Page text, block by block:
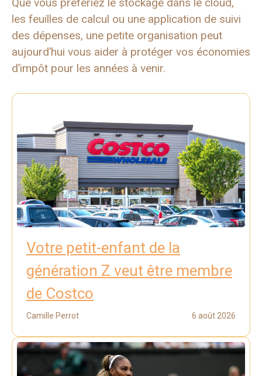
les feuilles de calcul ou une application de suivi
des dépenses, une petite organisation peut
aujourd’hui vous aider à protéger vos économies
d’impôt pour les années à venir.
Votre petit-enfant de la
génération Z veut être membre
de Costco
Camille Perrot 6 août 2026